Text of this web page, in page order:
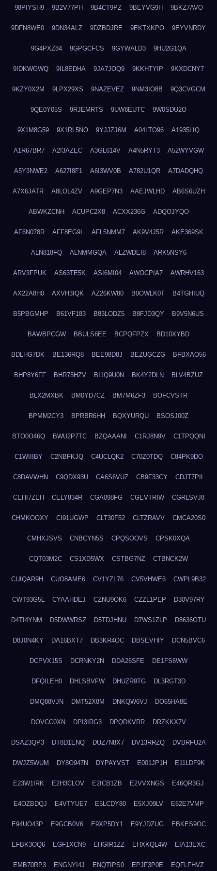
98PIYSH9 9B2V77PH 9B4CT9PZ 9BEYVG9H 9BKZ7AVO
9DFN8WE0 9DN34ALZ 9DZBDJRE 9EKTXKPO 9EYVNRDY
9G4PXZ84 9GPGCFCS 9GYWALD3 9HU2G1QA
9IDKWGWQ 9IL8EDHA 9JA7JOQ9 9KKHTYIP 9KXDCNY7
9KZY0X2M 9LPX29XS 9NAZEVEZ 9NM3IO8B 9Q3CVGCM
9QE0Y05S 9RJEMRTS 9UW8EUTC 9W0SDU2O
9X1M8G59 9X1RL5NO 9YJJZJ6M A04LTO96 A1935LIQ
A1R67BR7 A2I3AZEC A3GL614V A4N5RYT3 A52WYVGW
A5Y3NWE2 A627I8F1 A6I3WV0B A782U1QR A7DADQHQ
A7X6JATR A8LOL4ZV A9GEP7N3 AAEJWLHD AB6S6UZH
ABWKZCNH ACUPC2X8 ACXX236G ADQOJYQO
AF6N078R AFF8EG9L AFL5NMM7 AK9V4J5R AKE369SK
ALN818FQ ALNMMGQA ALZWDEI8 ARK5NSY6
ARV3FPUK AS63TE5K ASI6MI04 AWOCPIA7 AWRHV163
AX22A8H0 AXVH3IQK AZ26KW80 B0OWLK0T B4TGHIUQ
B5PBGMHP B61VF183 B83LODZ5 B8FJD3QY B9V5N6US
BAWBPCGW BBULS6EE BCPQFPZX BD10XYBD
BDLHG7DK BE136RQ8 BEE98D8J BEZUGCZG BFBXAO56
BHP8Y6FF BHR75HZV BI1Q9U0N BK4Y2DLN BLV4BZUZ
BLX2MXBK BM0YD7CZ BM7M6ZF3 BOFCVSTR
BPMM2CY3 BPRBR6HH BQXYURQU BSOSJ00Z
BTO0O46Q BWU2P7TC BZQAAANI C1RJ8N9V C1TPQQNI
C1WIIIBY C2NBFKJQ C4UCLQK2 C70Z0TDQ C84PK9DO
C8DAVWHN C9QDX93U CA6S6VUZ CB9F33CY CDJT7PIL
CEHI7ZEH CELY834R CGA098FG CGEVTRIW CGRLSVJ8
CHMKOOXY CI91UGWP CLT30F52 CLTZRAVV CMCA20S0
CMHXJSVS CNBCYN5S CPQSOOVS CPSK0XQA
CQT03M2C CS1XD5WX CSTBG7NZ CTBNCK2W
CUIQAR9H CUO8AME6 CV1YZL76 CV5VHWE6 CWPL9B32
CWT93G5L CYAAHDEJ CZNU9OK6 CZZL1PEP D30V97RY
D4TI4YNM D5DWWRSZ D5TDJHNU D7WS1ZLP D8636OTU
D8J0N4KY DA16BXT7 DB3KR4OC DBSEVHIY DCN5BVC6
DCPVX15S DCRNKY2N DDA26SFE DE1FS6WW
DFQILEH0 DHLSBVFW DHUZR9TG DL3RGT3D
DMQ88VJN DMT52X8M DNKQW6VJ DO65HA8E
DOVCC0XN DPI3IRG3 DPQDKVRR DRZKKX7V
DSAZ3QP3 DT8D1ENQ DUZ7N8X7 DV13RRZQ DVBRFU2A
DWJZ5WUM DY8O947N DYPAYVST E001JP1H E11LDF9K
E23W1IRK E2H3CLOV E2ICB1ZB E2VVXNGS E46QR3GJ
E4OZBDQJ E4VTYUE7 E5LCDY80 E5XJ09LV E62E7VMP
E94UO43P E9GCB0V6 E9XP5DY1 E9YJDZUG EBKES9OC
EFBK3OQ6 EGF1XCN9 EHGIR1ZZ EHXKQL4W EIA13EXC
EMB70RP3 ENGNYI4J ENQTIPS0 EPJF3P0E EQFLFHVZ